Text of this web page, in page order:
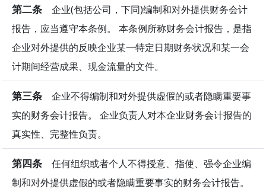
第二条 企业(包括公司，下同)编制和对外提供财务会计
报告，应当遵守本条例。 本条例所称财务会计报告，是指
企业对外提供的反映企业某一特定日期财务状况和某一会
计期间经营成果、现金流量的文件。
第三条 企业不得编制和对外提供虚假的或者隐瞒重要事
实的财务会计报告。 企业负责人对本企业财务会计报告的
真实性、完整性负责。
第四条 任何组织或者个人不得授意、指使、强令企业编
制和对外提供虚假的或者隐瞒重要事实的财务会计报告。